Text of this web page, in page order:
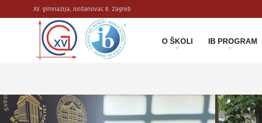
XV. gimnazija, Jordanovac 8. Zagreb
O ŠKOLI IB PROGRAM